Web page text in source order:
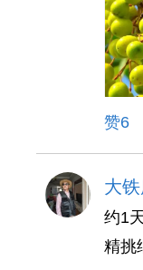
赞6
大
约1
精挑